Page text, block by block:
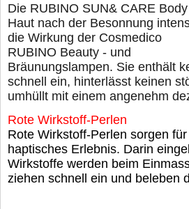
Die RUBINO SUN& CARE
Haut nach der Besonnung
die Wirkung der Cosmedico
RUBINO Beauty - und
Bräunungslampen. Sie enthält
schnell ein, hinterlässt keinen
umhüllt mit einem angenehm
Rote Wirkstoff-Perlen
Rote Wirkstoff-Perlen sorgen
haptisches Erlebnis. Darin
Wirkstoffe werden beim
ziehen schnell ein und beleben